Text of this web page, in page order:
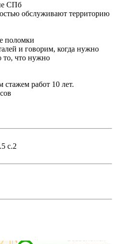
СПб
обслуживают территорию
поломки
и говорим, когда нужно
то, что нужно
стажем работ 10 лет.
с.2